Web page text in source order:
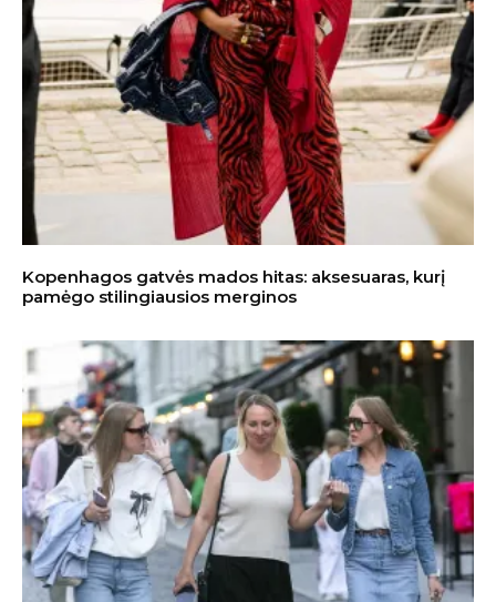
Kopenhagos gatvės mados hitas: aksesuaras, kurį
pamėgo stilingiausios merginos